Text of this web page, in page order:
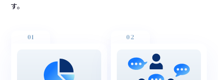
す。
01 02